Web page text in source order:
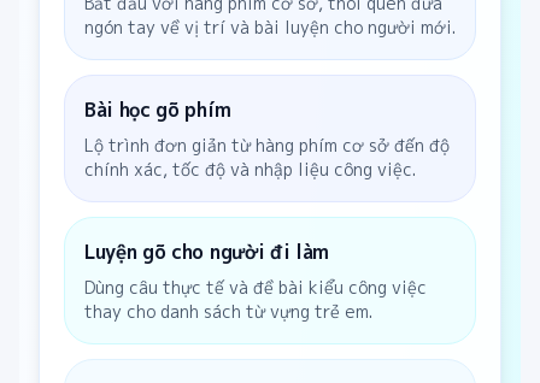
ngón tay về vị trí và bài luyện cho người mới.
Bài học gõ phím
Lộ trình đơn giản từ hàng phím cơ sở đến độ
chính xác, tốc độ và nhập liệu công việc.
Luyện gõ cho người đi làm
Dùng câu thực tế và đề bài kiểu công việc
thay cho danh sách từ vựng trẻ em.